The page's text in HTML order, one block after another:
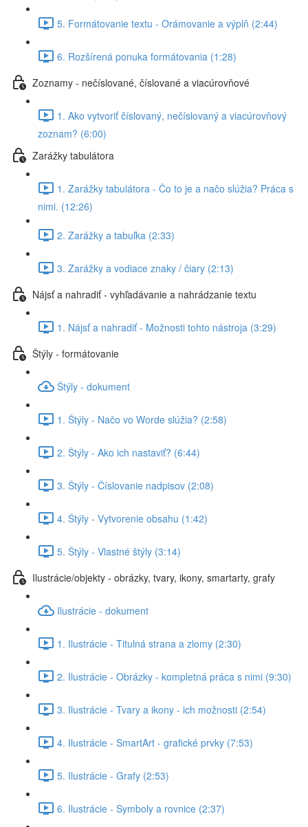
5. Formátovanie textu - Orámovanie a výplň (2:44)
6. Rozšírená ponuka formátovania (1:28)
Zoznamy - nečíslované, číslované a viacúrovňové
1. Ako vytvoriť číslovaný, nečíslovaný a viacúrovňový
zoznam? (6:00)
Zarážky tabulátora
1. Zarážky tabulátora - Čo to je a načo slúžia? Práca s
nimi. (12:26)
2. Zarážky a tabuľka (2:33)
3. Zarážky a vodiace znaky / čiary (2:13)
Nájsť a nahradiť - vyhľadávanie a nahrádzanie textu
1. Nájsť a nahradiť - Možnosti tohto nástroja (3:29)
Štýly - formátovanie
Štýly - dokument
1. Štýly - Načo vo Worde slúžia? (2:58)
2. Štýly - Ako ich nastaviť? (6:44)
3. Štýly - Číslovanie nadpisov (2:08)
4. Štýly - Vytvorenie obsahu (1:42)
5. Štýly - Vlastné štýly (3:14)
Ilustrácie/objekty - obrázky, tvary, ikony, smartarty, grafy
Ilustrácie - dokument
1. Ilustrácie - Titulná strana a zlomy (2:30)
2. Ilustrácie - Obrázky - kompletná práca s nimi (9:30)
3. Ilustrácie - Tvary a ikony - ich možnosti (2:54)
4. Ilustrácie - SmartArt - grafické prvky (7:53)
5. Ilustrácie - Grafy (2:53)
6. Ilustrácie - Symboly a rovnice (2:37)